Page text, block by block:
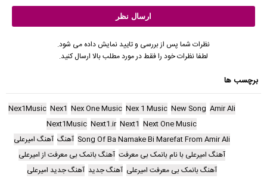
نظرات شما پس از بررسی و تایید نمایش داده می شود.
لطفا نظرات خود را فقط در مورد مطلب بالا ارسال کنید.
برچسب ها
Amir Ali
New Song
Nex 1 Music
Nex One Music
Nex1
Nex1Music
Next One Music
Next1
Next1.ir
Next1Music
Song Of Ba Namake Bi Marefat From Amir Ali آهنگ آهنگ امیرعلی
آهنگ امیرعلی با نام بانمک بی معرفت آهنگ بانمک بی معرفت از امیرعلی
آهنگ بانمک بی معرفت امیرعلی آهنگ جدید آهنگ جدید امیرعلی